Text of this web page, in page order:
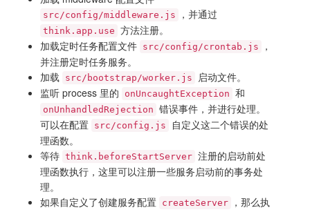
src/config/middleware.js ，并通过
think.app.use 方法注册。
加载定时任务配置文件 src/config/crontab.js
，
并注册定时任务服务。
加载 src/bootstrap/worker.js
启动文件。
监听 process 里的
onUncaughtException 和
onUnhandledRejection 错误事件，并进行处理。
可以在配置 src/config.js
自定义这二个错误的处
理函数。
等待 think.beforeStartServer 注册的启动前处
理函数执行，这里可以注册一些服务启动前的事务处
理。
如果自定义了创建服务配置 createServer
，那么执